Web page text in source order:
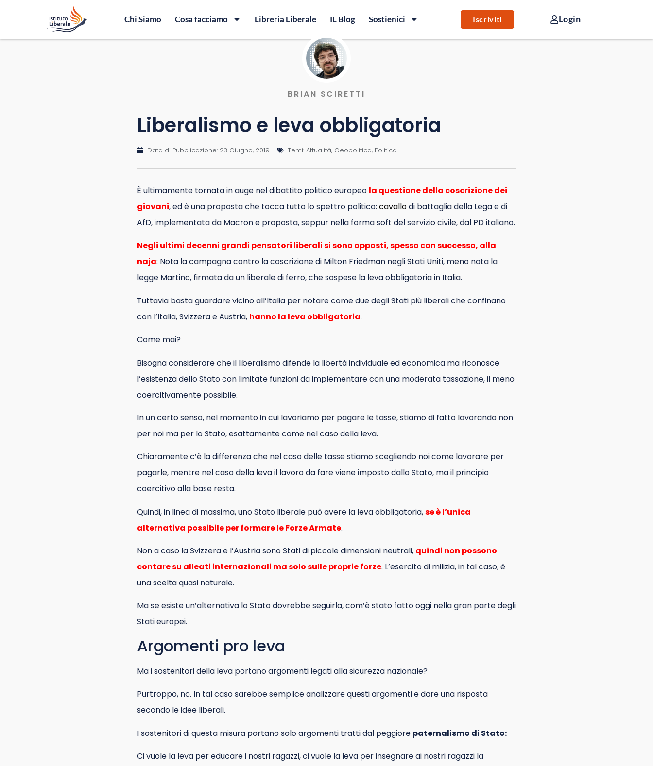
Chi Siamo Cosa facciamo Libreria Liberale IL Blog Sostienici Iscriviti Login
BRIAN SCIRETTI
Liberalismo e leva obbligatoria
Data di Pubblicazione: 23 Giugno, 2019 Temi: Attualità, Geopolitica, Politica
È ultimamente tornata in auge nel dibattito politico europeo la questione della coscrizione dei
giovani, ed è una proposta che tocca tutto lo spettro politico: cavallodi battaglia della Lega e di
AfD, implementata da Macron e proposta, seppur nella forma soft del servizio civile, dal PD italiano.
Negli ultimi decenni grandi pensatori liberali si sono opposti, spesso con successo, alla
naja: Nota la campagna contro la coscrizione di Milton Friedman negli Stati Uniti, meno nota la
legge Martino, firmata da un liberale di ferro, che sospese la leva obbligatoria in Italia.
Tuttavia basta guardare vicino all’Italia per notare come due degli Stati più liberali che confinano
con l’Italia, Svizzera e Austria, hanno la leva obbligatoria.
Come mai?
Bisogna considerare che il liberalismo difende la libertà individuale ed economica ma riconosce
l’esistenza dello Stato con limitate funzioni da implementare con una moderata tassazione, il meno
coercitivamente possibile.
In un certo senso, nel momento in cui lavoriamo per pagare le tasse, stiamo di fatto lavorando non
per noi ma per lo Stato, esattamente come nel caso della leva.
Chiaramente c’è la differenza che nel caso delle tasse stiamo scegliendo noi come lavorare per
pagarle, mentre nel caso della leva il lavoro da fare viene imposto dallo Stato, ma il principio
coercitivo alla base resta.
Quindi, in linea di massima, uno Stato liberale può avere la leva obbligatoria,se è l’unica
alternativa possibile per formare le Forze Armate.
Non a caso la Svizzera e l’Austria sono Stati di piccole dimensioni neutrali, quindi non possono
contare su alleati internazionali ma solo sulle proprie forze. L’esercito di milizia, in tal caso, è
una scelta quasi naturale.
Ma se esiste un’alternativa lo Stato dovrebbe seguirla, com’è stato fatto oggi nella gran parte degli
Stati europei.
Argomenti pro leva
Ma i sostenitori della leva portano argomenti legati alla sicurezza nazionale?
Purtroppo, no. In tal caso sarebbe semplice analizzare questi argomenti e dare una risposta
secondo le idee liberali.
I sostenitori di questa misura portano solo argomenti tratti dal peggiore paternalismo di Stato:
Ci vuole la leva per educare i nostri ragazzi, ci vuole la leva per insegnare ai nostri ragazzi la